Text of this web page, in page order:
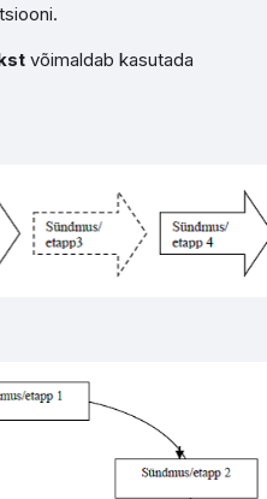
võimaldab kasutada